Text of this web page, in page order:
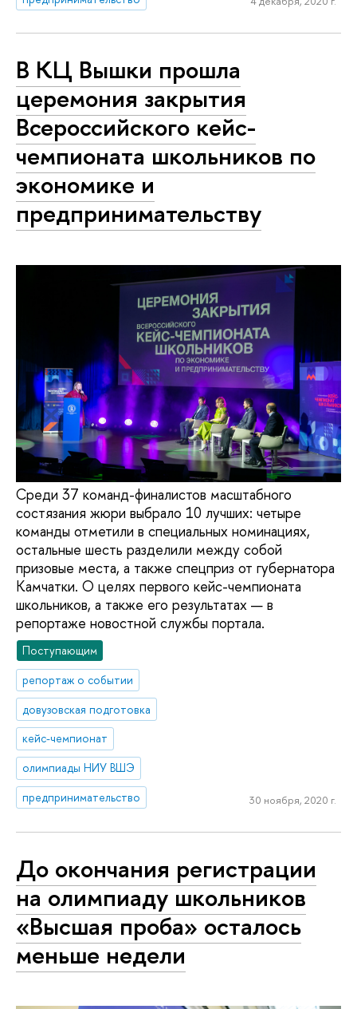
В КЦ Вышки прошла
церемония закрытия
Всероссийского кейс-
чемпионата школьников по
экономике и
предпринимательству
Среди 37 команд-финалистов масштабного
состязания жюри выбрало 10 лучших: четыре
команды отметили в специальных номинациях,
остальные шесть разделили между собой
призовые места, а также спецприз от губернатора
Камчатки. О целях первого кейс-чемпионата
школьников, а также его результатах — в
репортаже новостной службы портала.
Поступающим
репортаж о событии
довузовская подготовка
кейс-чемпионат
олимпиады НИУ ВШЭ
предпринимательство
30 ноября, 2020 г.
До окончания регистрации
на олимпиаду школьников
«Высшая проба» осталось
меньше недели